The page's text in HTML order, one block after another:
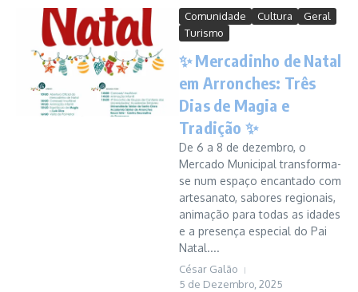
Comunidade Cultura
Geral
Turismo
✨ Mercadinho de Natal
em Arronches: Três
Dias de Magia e
Tradição ✨
De 6 a 8 de dezembro, o
Mercado Municipal transforma-
se num espaço encantado com
artesanato, sabores regionais,
animação para todas as idades
e a presença especial do Pai
Natal....
César Galão
5 de Dezembro, 2025